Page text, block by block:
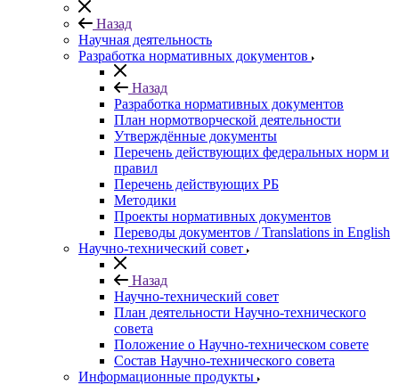
Назад
Научная деятельность
Разработка нормативных документов
Назад
Разработка нормативных документов
План нормотворческой деятельности
Утверждённые документы
Перечень действующих федеральных норм и
правил
Перечень действующих РБ
Методики
Проекты нормативных документов
Переводы документов / Translations in English
Научно-технический совет
Назад
Научно-технический совет
План деятельности Научно-технического
совета
Положение о Научно-техническом совете
Состав Научно-технического совета
Информационные продукты